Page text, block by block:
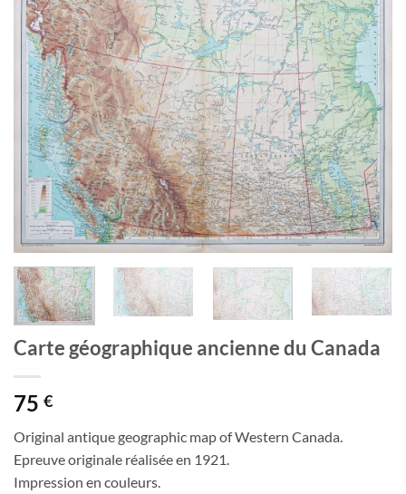
Ajouter
à la
wishlist
Carte géographique ancienne du Canada
75 €
Original antique geographic map of Western Canada.
Epreuve originale réalisée en 1921.
Impression en couleurs.